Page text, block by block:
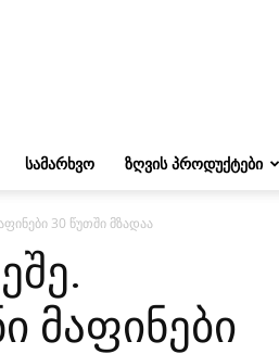
ᲡᲐᲛᲐᲠᲮᲕᲝ ᲖᲦᲕᲘᲡ ᲞᲠᲝᲓᲣᲥᲢᲔᲑᲘ
30 წუთში მზადაა
მაფინები